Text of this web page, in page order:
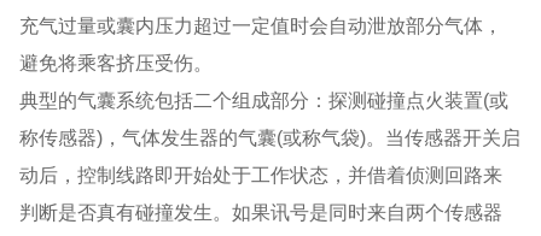
充气过量或囊内压力超过一定值时会自动泄放部分气体，
避免将乘客挤压受伤。
典型的气囊系统包括二个组成部分：探测碰撞点火装置(或
称传感器)，气体发生器的气囊(或称气袋)。当传感器开关启
动后，控制线路即开始处于工作状态，并借着侦测回路来
判断是否真有碰撞发生。如果讯号是同时来自两个传感器